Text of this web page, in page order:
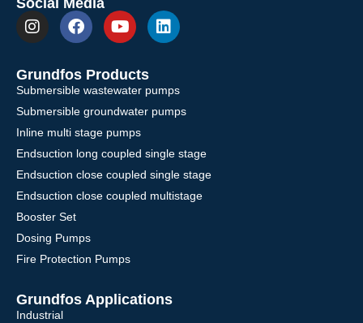
Social Media
Grundfos Products
Submersible wastewater pumps
Submersible groundwater pumps
Inline multi stage pumps
Endsuction long coupled single stage
Endsuction close coupled single stage
Endsuction close coupled multistage
Booster Set
Dosing Pumps
Fire Protection Pumps
Grundfos Applications
Industrial